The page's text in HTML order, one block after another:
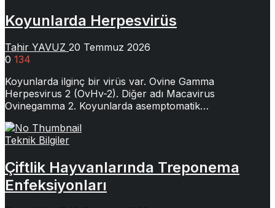
Koyunlarda Herpesvirüs
Tahir YAVUZ 20 Temmuz 2026
0 134
Koyunlarda ilginç bir virüs var. Ovine Gamma
Herpesvirus 2 (OvHv-2). Diğer adı Macavirus
Ovinegamma 2. Koyunlarda asemptomatik…
Teknik Bilgiler
Çiftlik Hayvanlarında Treponema
Enfeksiyonları